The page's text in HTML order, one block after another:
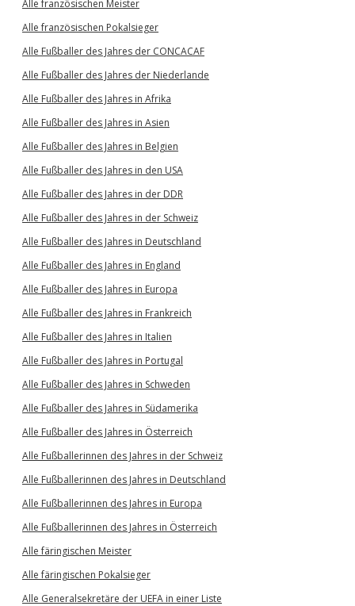
Alle französischen Meister
Alle französischen Pokalsieger
Alle Fußballer des Jahres der CONCACAF
Alle Fußballer des Jahres der Niederlande
Alle Fußballer des Jahres in Afrika
Alle Fußballer des Jahres in Asien
Alle Fußballer des Jahres in Belgien
Alle Fußballer des Jahres in den USA
Alle Fußballer des Jahres in der DDR
Alle Fußballer des Jahres in der Schweiz
Alle Fußballer des Jahres in Deutschland
Alle Fußballer des Jahres in England
Alle Fußballer des Jahres in Europa
Alle Fußballer des Jahres in Frankreich
Alle Fußballer des Jahres in Italien
Alle Fußballer des Jahres in Portugal
Alle Fußballer des Jahres in Schweden
Alle Fußballer des Jahres in Südamerika
Alle Fußballer des Jahres in Österreich
Alle Fußballerinnen des Jahres in der Schweiz
Alle Fußballerinnen des Jahres in Deutschland
Alle Fußballerinnen des Jahres in Europa
Alle Fußballerinnen des Jahres in Österreich
Alle färingischen Meister
Alle färingischen Pokalsieger
Alle Generalsekretäre der UEFA in einer Liste